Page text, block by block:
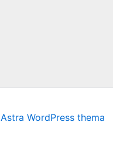
Astra WordPress thema